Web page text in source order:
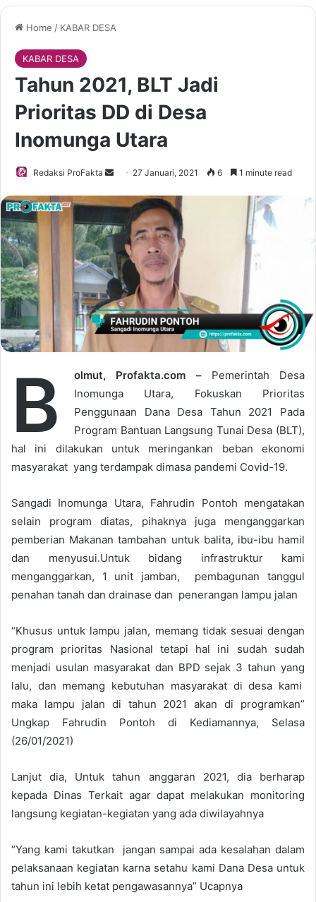
Home / KABAR DESA
KABAR DESA
Tahun 2021, BLT Jadi
Prioritas DD di Desa
Inomunga Utara
Redaksi ProFakta
n
d
n
e
a
i
27 Januari, 2021 6 1 minute read
B olmut, Profakta.com –Pemerintah Desa
Inomunga Utara, Fokuskan Prioritas
Penggunaan Dana Desa Tahun 2021 Pada
Program Bantuan Langsung Tunai Desa (BLT),
hal ini dilakukan untuk meringankan beban ekonomi
masyarakat yang terdampak dimasa pandemi Covid-19.
Sangadi Inomunga Utara, Fahrudin Pontoh mengatakan
selain program diatas, pihaknya juga menganggarkan
pemberian Makanan tambahan untuk balita, ibu-ibu hamil
dan menyusui.Untuk bidang infrastruktur kami
menganggarkan, 1 unit jamban, pembagunan tanggul
penahan tanah dan drainase dan penerangan lampu jalan
“Khusus untuk lampu jalan, memang tidak sesuai dengan
program prioritas Nasional tetapi hal ini sudah sudah
menjadi usulan masyarakat dan BPD sejak 3 tahun yang
lalu, dan memang kebutuhan masyarakat di desa kami
maka lampu jalan di tahun 2021 akan di programkan”
Ungkap Fahrudin Pontoh di Kediamannya, Selasa
(26/01/2021)
Lanjut dia, Untuk tahun anggaran 2021, dia berharap
kepada Dinas Terkait agar dapat melakukan monitoring
langsung kegiatan-kegiatan yang ada diwilayahnya
“Yang kami takutkan jangan sampai ada kesalahan dalam
pelaksanaan kegiatan karna setahu kami Dana Desa untuk
tahun ini lebih ketat pengawasannya” Ucapnya